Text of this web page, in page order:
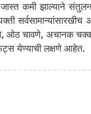
जास्त कमी झाल्याने
ओठ चावणे, अचानक
येण्याची लक्षणे आहेत.